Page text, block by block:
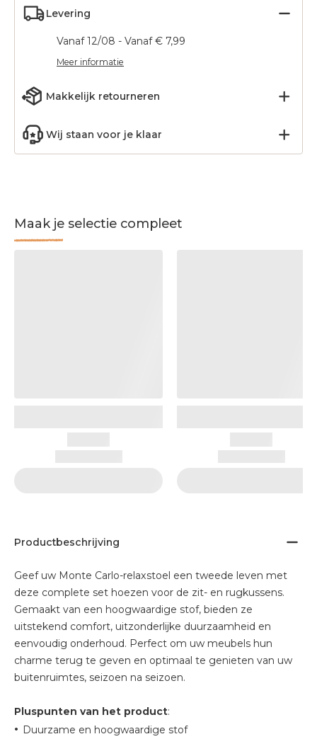
Levering
Vanaf 12/08 - Vanaf € 7,99
Meer informatie
Makkelijk retourneren
Wij staan voor je klaar
Maak je selectie compleet
Productbeschrijving
Geef uw Monte Carlo-relaxstoel een tweede leven met
deze complete set hoezen voor de zit- en rugkussens.
Gemaakt van een hoogwaardige stof, bieden ze
uitstekend comfort, uitzonderlijke duurzaamheid en
eenvoudig onderhoud. Perfect om uw meubels hun
charme terug te geven en optimaal te genieten van uw
buitenruimtes, seizoen na seizoen.
Pluspunten van het product:
• Duurzame en hoogwaardige stof